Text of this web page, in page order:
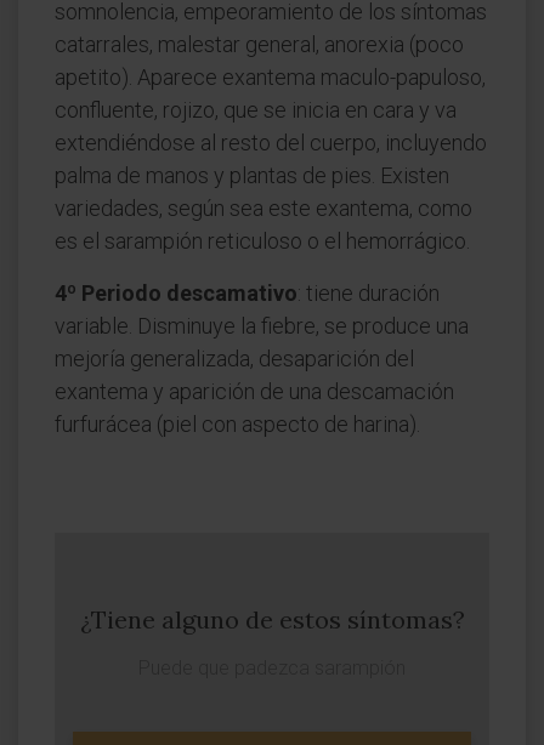
somnolencia, empeoramiento de los síntomas
catarrales, malestar general, anorexia (poco
apetito). Aparece exantema maculo-papuloso,
confluente, rojizo, que se inicia en cara y va
extendiéndose al resto del cuerpo, incluyendo
palma de manos y plantas de pies. Existen
variedades, según sea este exantema, como
es el sarampión reticuloso o el hemorrágico.
4º Periodo descamativo: tiene duración
variable. Disminuye la fiebre, se produce una
mejoría generalizada, desaparición del
exantema y aparición de una descamación
furfurácea (piel con aspecto de harina).
¿Tiene alguno de estos síntomas?